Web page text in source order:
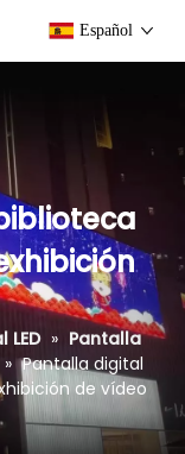
Español
» Pantalla
» Pantalla digital
de vídeo